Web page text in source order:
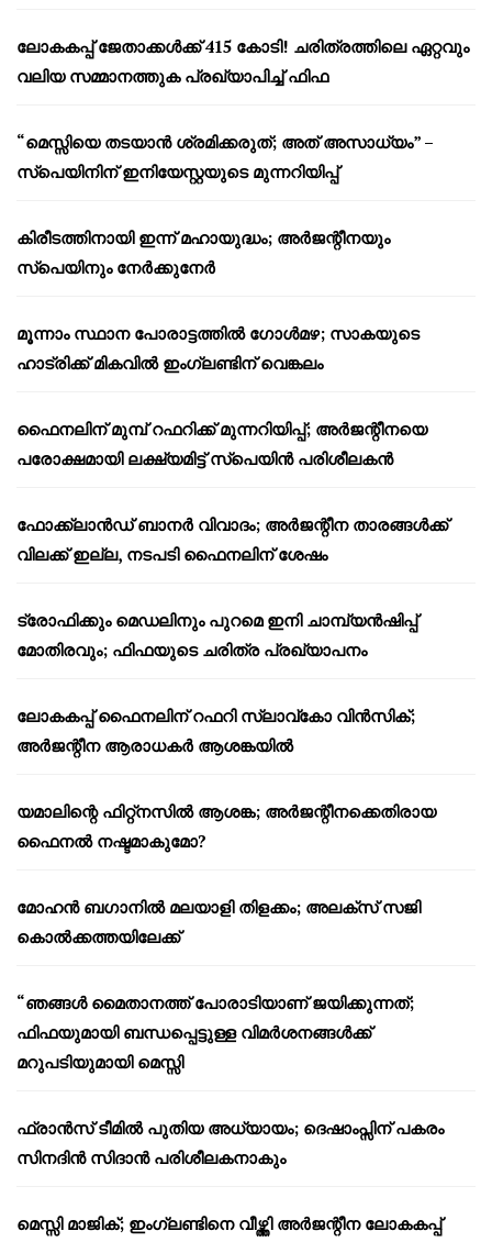
ലോകകപ്പ് ജേതാക്കൾക്ക് 415 കോടി! ചരിത്രത്തിലെ ഏറ്റവും
വലിയ സമ്മാനത്തുക പ്രഖ്യാപിച്ച് ഫിഫ
“മെസ്സിയെ തടയാൻ ശ്രമിക്കരുത്; അത് അസാധ്യം” –
സ്പെയിനിന് ഇനിയേസ്റ്റയുടെ മുന്നറിയിപ്പ്
കിരീടത്തിനായി ഇന്ന് മഹായുദ്ധം; അർജന്റീനയും
സ്പെയിനും നേർക്കുനേർ
മൂന്നാം സ്ഥാന പോരാട്ടത്തിൽ ഗോൾമഴ; സാകയുടെ
ഹാട്രിക്ക് മികവിൽ ഇംഗ്ലണ്ടിന് വെങ്കലം
ഫൈനലിന് മുമ്പ് റഫറിക്ക് മുന്നറിയിപ്പ്; അർജന്റീനയെ
പരോക്ഷമായി ലക്ഷ്യമിട്ട് സ്പെയിൻ പരിശീലകൻ
ഫോക്ക്‌ലാൻഡ് ബാനർ വിവാദം; അർജന്റീന താരങ്ങൾക്ക്
വിലക്ക് ഇല്ല, നടപടി ഫൈനലിന് ശേഷം
ട്രോഫിക്കും മെഡലിനും പുറമെ ഇനി ചാമ്പ്യൻഷിപ്പ്
മോതിരവും; ഫിഫയുടെ ചരിത്ര പ്രഖ്യാപനം
ലോകകപ്പ് ഫൈനലിന് റഫറി സ്ലാവ്‌കോ വിൻസിക്;
അർജന്റീന ആരാധകർ ആശങ്കയിൽ
യമാലിന്റെ ഫിറ്റ്നസിൽ ആശങ്ക; അർജന്റീനക്കെതിരായ
ഫൈനൽ നഷ്ടമാകുമോ?
മോഹൻ ബഗാനിൽ മലയാളി തിളക്കം; അലക്സ് സജി
കൊൽക്കത്തയിലേക്ക്
“ഞങ്ങൾ മൈതാനത്ത് പോരാടിയാണ് ജയിക്കുന്നത്;
ഫിഫയുമായി ബന്ധപ്പെട്ടുള്ള വിമർശനങ്ങൾക്ക്
മറുപടിയുമായി മെസ്സി
ഫ്രാൻസ് ടീമിൽ പുതിയ അധ്യായം; ദെഷാംപ്സിന് പകരം
സിനദിൻ സിദാൻ പരിശീലകനാകും
മെസ്സി മാജിക്; ഇംഗ്ലണ്ടിനെ വീഴ്ത്തി അർജന്റീന ലോകകപ്പ്